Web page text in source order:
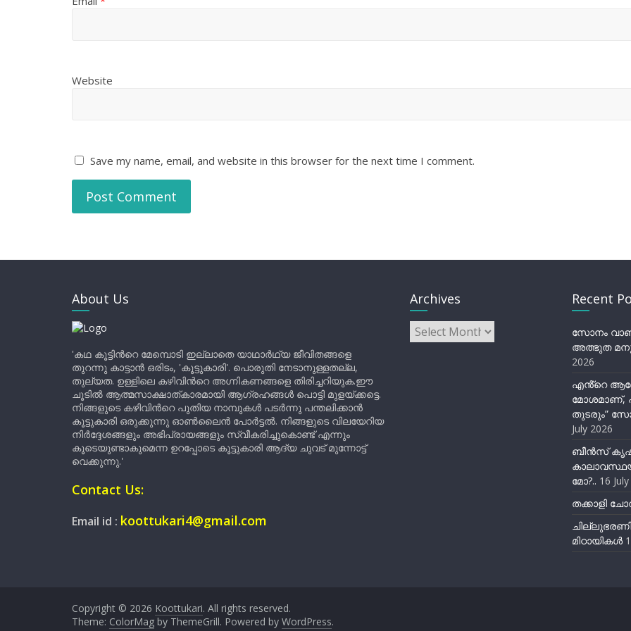
Website
Save my name, email, and website in this browser for the next time I comment.
About Us
'കഥ കൂട്ടിന്‍റെ മേമ്പൊടി ഇല്ലാതെ യാഥാർഥ്യ ജീവിതങ്ങളെ
തുറന്നു കാട്ടാൻ ഒരിടം, 'കൂട്ടുകാരി'. പൊരുതി നേടാനുള്ളതല്ല,
തുല്യത. ഉള്ളിലെ കഴിവിന്‍റെ അഗ്നികണങ്ങളെ തിരിച്ചറിയുക.ഈ
ചൂടിൽ ആത്മസാക്ഷാത്കാരമായി ആഗ്രഹങ്ങൾ പൊട്ടി മുളയ്ക്കട്ടെ.
നിങ്ങളുടെ കഴിവിന്‍റെ പുതിയ നാമ്പുകൾ പടർന്നു പന്തലിക്കാൻ
കൂട്ടുകാരി ഒരുക്കുന്നു ഓൺലൈൻ പോർട്ടൽ. നിങ്ങളുടെ വിലയേറിയ
നിർദ്ദേശങ്ങളും അഭിപ്രായങ്ങളും സ്വീകരിച്ചുകൊണ്ട് എന്നും
കൂടെയുണ്ടാകുമെന്ന ഉറപ്പോടെ കൂട്ടുകാരി ആദ്യ ചുവട് മുന്നോട്ട്
വെക്കുന്നു.'
Contact Us:
Email id : koottukari4@gmail.com
Archives
Archives
Recent
സോനം
അത്ഭുത
2026
എൻ്റെ
മോശമാണ്,
തുടരും”
July 2026
ബീന്‍സ്
മോ?.. 16
തക്കാളി
മിഠായികള്‍
Copyright © 2026 Koottukari. All rights reserved.
Theme: ColorMag by ThemeGrill. Powered by WordPress.